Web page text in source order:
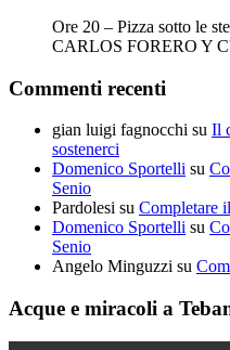
Ore 20 – Pizza sotto le
CARLOS FORERO Y
Commenti recenti
gian luigi fagnocchi su Il
sostenerci
Domenico Sportelli su
Senio
Pardolesi su Completare
Domenico Sportelli su
Senio
Angelo Minguzzi su
Acque e miracoli a